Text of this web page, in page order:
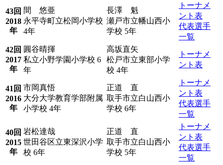
43回
2018
年
間 悠亜
永平寺町立松岡小学校
4年
長澤 魁
瀬戸市立幡山西小
学校 5年
トーナメ
ント表
代表選手
一覧
42回
2017
年
圓谷晴揮
私立小野学園小学校 6
年
高坂直矢
松戸市立東部小学
校 4年
トーナメ
ント表
41回
2016
年
市岡真悟
大分大学教育学部附属
小学校 4年
正道 直
取手市立白山西小
学校 6年
トーナメ
ント表
代表選手
一覧
40回
2015
年
岩松達哉
世田谷区立東深沢小学
校 6年
正道 直
取手市立白山西小
学校 5年
トーナメ
ント表
代表選手
一覧